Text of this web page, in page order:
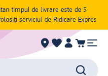
timpul de livrare este de 5
serviciul de Ridicare Expres